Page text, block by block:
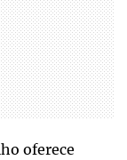
oferece